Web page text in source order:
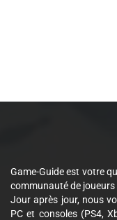
Game-Guide est votre
communauté de
Jour après jour, nous
PC et consoles (PS4,